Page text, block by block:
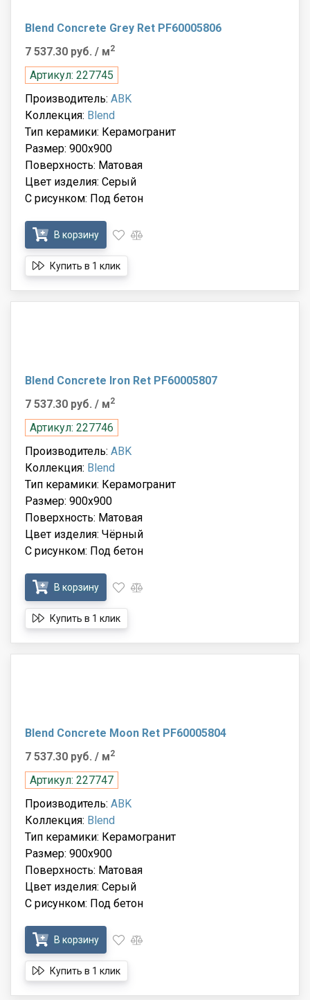
Blend Concrete Grey Ret PF60005806
7 537.30 руб. / м2
Артикул: 227745
Производитель: ABK
Коллекция: Blend
Тип керамики: Керамогранит
Размер: 900x900
Поверхность: Матовая
Цвет изделия: Серый
С рисунком: Под бетон
В корзину
Купить в 1 клик
Blend Concrete Iron Ret PF60005807
7 537.30 руб. / м2
Артикул: 227746
Производитель: ABK
Коллекция: Blend
Тип керамики: Керамогранит
Размер: 900x900
Поверхность: Матовая
Цвет изделия: Чёрный
С рисунком: Под бетон
В корзину
Купить в 1 клик
Blend Concrete Moon Ret PF60005804
7 537.30 руб. / м2
Артикул: 227747
Производитель: ABK
Коллекция: Blend
Тип керамики: Керамогранит
Размер: 900x900
Поверхность: Матовая
Цвет изделия: Серый
С рисунком: Под бетон
В корзину
Купить в 1 клик